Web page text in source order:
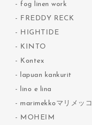
fog linen work
FREDDY RECK
HIGHTIDE
KINTO
Kontex
lapuan kankurit
lino e lina
marimekkoマリメッコ
MOHEIM